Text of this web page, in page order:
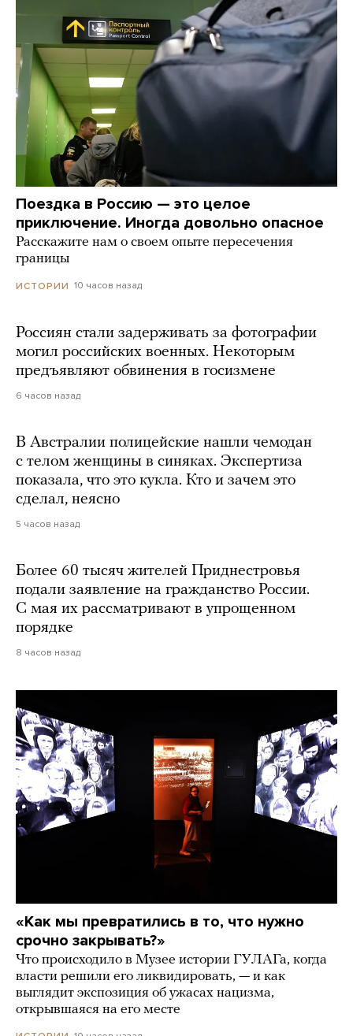
Поездка в Россию — это целое
приключение. Иногда довольно опасное
Расскажите нам о своем опыте пересечения
границы
ИСТОРИИ 10 часов назад
Россиян стали задерживать за фотографии
могил российских военных. Некоторым
предъявляют обвинения в госизмене
6 часов назад
В Австралии полицейские нашли чемодан
с телом женщины в синяках. Экспертиза
показала, что это кукла. Кто и зачем это
сделал, неясно
5 часов назад
Более 60 тысяч жителей Приднестровья
подали заявление на гражданство России.
С мая их рассматривают в упрощенном
порядке
8 часов назад
«Как мы превратились в то, что нужно
срочно закрывать?»
Что происходило в Музее истории ГУЛАГа, когда
власти решили его ликвидировать, — и как
выглядит экспозиция об ужасах нацизма,
открывшаяся на его месте